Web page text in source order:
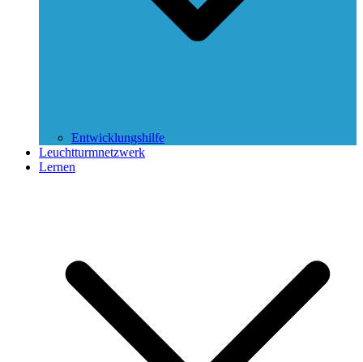
Entwicklungshilfe
Leuchtturmnetzwerk
Lernen